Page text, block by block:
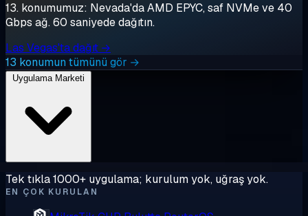
13. konumumuz: Nevada'da AMD EPYC, saf NVMe ve 40
Gbps ağ. 60 saniyede dağıtın.
Las Vegas'ta dağıt →
13 konumun tümünü gör →
Tek tıkla 1000+ uygulama; kurulum yok, uğraş yok.
EN ÇOK KURULAN